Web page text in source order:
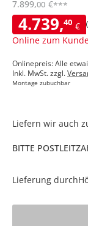
4.739,40 €
Online zum
7.899,00 €***
Onlinepreis: Alle
Inkl. MwSt. zzgl.
Montage zubuchbar
Liefern wir auch
BITTE
Lieferung durch